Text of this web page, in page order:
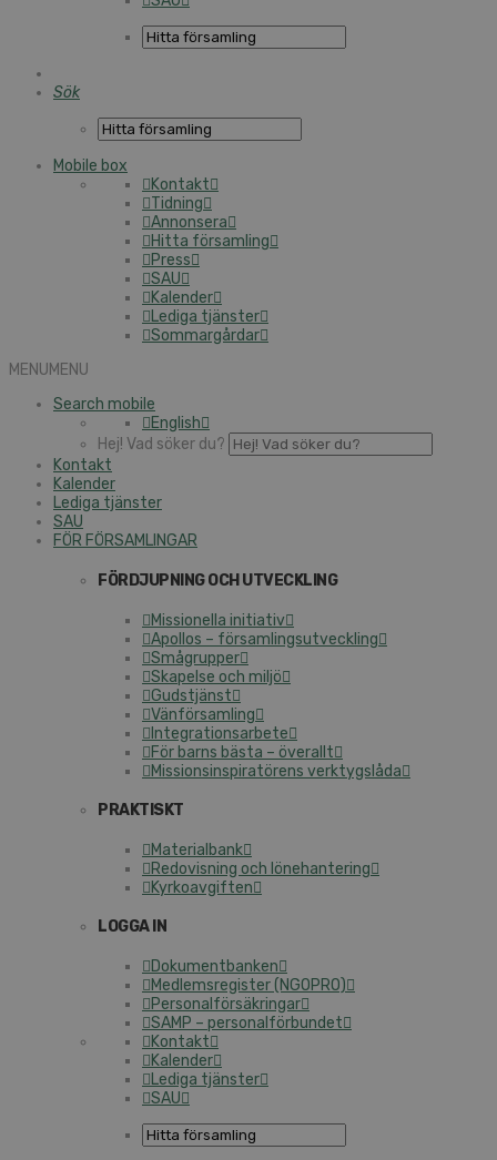
Sök
Mobile box
Kontakt
Tidning
Annonsera
Hitta församling
Press
SAU
Kalender
Lediga tjänster
Sommargårdar
MENUMENU
Search mobile
English
Hej! Vad söker du?
Kontakt
Kalender
Lediga tjänster
SAU
FÖR FÖRSAMLINGAR
FÖRDJUPNING OCH UTVECKLING
Missionella initiativ
Apollos – församlingsutveckling
Smågrupper
Skapelse och miljö
Gudstjänst
Vänförsamling
Integrationsarbete
För barns bästa – överallt
Missionsinspiratörens verktygslåda
PRAKTISKT
Materialbank
Redovisning och lönehantering
Kyrkoavgiften
LOGGA IN
Dokumentbanken
Medlemsregister (NGOPRO)
Personalförsäkringar
SAMP – personalförbundet
Kontakt
Kalender
Lediga tjänster
SAU